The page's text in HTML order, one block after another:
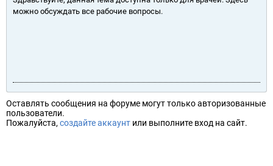
можно обсуждать все рабочие вопросы.
Оставлять сообщения на форуме могут только авторизованные
пользователи.
Пожалуйста, создайте аккаунт или выполните вход на сайт.